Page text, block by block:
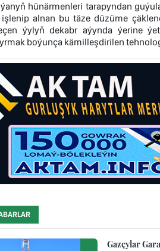
hünärmenleri tarapyndan
işlenip alnan bu täze düzüme
ýylyň dekabr aýynda ýerine
boýunça kämilleşdirilen
Gazçylar